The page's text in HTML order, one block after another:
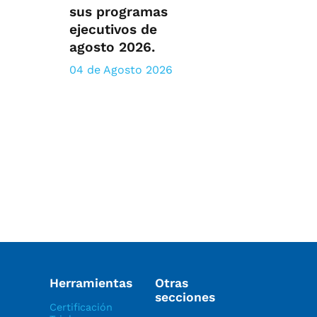
sus programas
ejecutivos de
agosto 2026.
04 de Agosto 2026
Herramientas
Certificación
Otras
secciones